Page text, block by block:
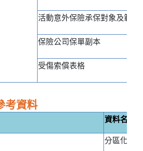
活動意外保險承保對象及範
保險公司保單副本
受傷索償表格
考資料
資料名稱
分區化發